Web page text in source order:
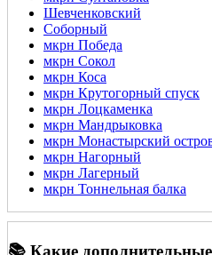
Шевченковский
Соборный
мкрн Победа
мкрн Сокол
мкрн Коса
мкрн Крутогорный спуск
мкрн Лоцкаменка
мкрн Мандрыковка
мкрн Монастырский
мкрн Нагорный
мкрн Лагерный
мкрн Тоннельная балка
📚 Какие